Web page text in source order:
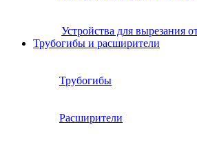
Устройства для вырезания
Трубогибы и расширители
Трубогибы
Расширители